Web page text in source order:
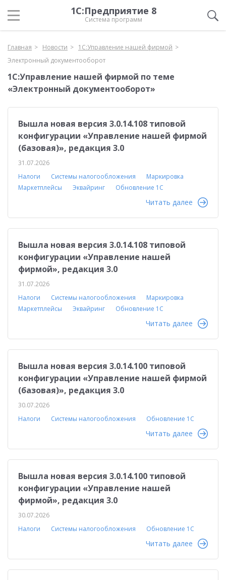
1С:Предприятие 8
Система программ
Главная Новости
1С:Управление нашей фирмой
Электронный документооборот
1С:Управление нашей фирмой по теме
«Электронный документооборот»
Вышла новая версия 3.0.14.108 типовой
конфигурации «Управление нашей фирмой
(базовая)», редакция 3.0
31.07.2026
Налоги
Системы налогообложения
Маркировка
Маркетплейсы
Эквайринг Обновление 1С
Читать далее
Вышла новая версия 3.0.14.108 типовой
конфигурации «Управление нашей
фирмой», редакция 3.0
31.07.2026
Налоги
Системы налогообложения
Маркировка
Маркетплейсы
Эквайринг Обновление 1С
Читать далее
Вышла новая версия 3.0.14.100 типовой
конфигурации «Управление нашей фирмой
(базовая)», редакция 3.0
30.07.2026
Налоги
Системы налогообложения Обновление 1С
Читать далее
Вышла новая версия 3.0.14.100 типовой
конфигурации «Управление нашей
фирмой», редакция 3.0
30.07.2026
Налоги
Системы налогообложения Обновление 1С
Читать далее